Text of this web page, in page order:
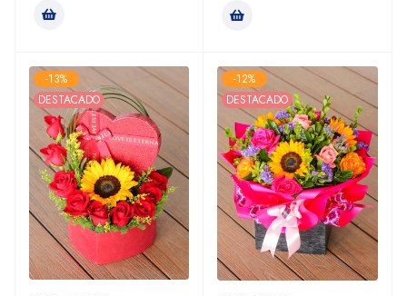
-13%
DESTACADO
-12%
DESTACADO